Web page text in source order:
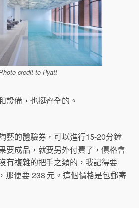
credit to Hyatt
設備，也挺齊全的。
藝的體驗券，可以進行15-20分鐘
要成品，就要另外付費了，價格會
有複雜的把手之類的，我記得要
那便要 238 元。這個價格是包郵寄